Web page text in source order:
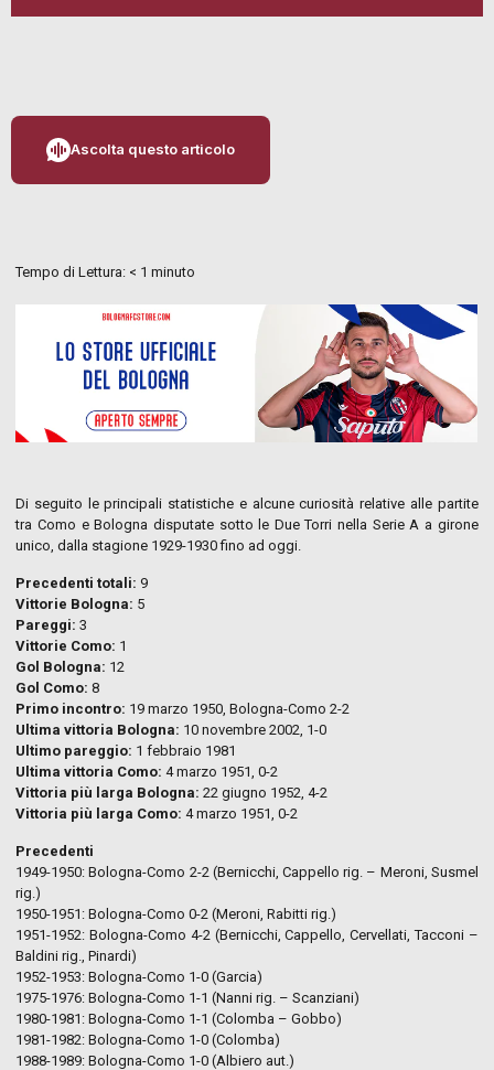
Ascolta questo articolo
Tempo di Lettura: < 1 minuto
Di seguito le principali statistiche e alcune curiosità relative alle partite
tra Como e Bologna disputate sotto le Due Torri nella Serie A a girone
unico, dalla stagione 1929-1930 fino ad oggi.
Precedenti totali: 9
Vittorie Bologna: 5
Pareggi: 3
Vittorie Como: 1
Gol Bologna: 12
Gol Como: 8
Primo incontro: 19 marzo 1950, Bologna-Como 2-2
Ultima vittoria Bologna: 10 novembre 2002, 1-0
Ultimo pareggio: 1 febbraio 1981
Ultima vittoria Como: 4 marzo 1951, 0-2
Vittoria più larga Bologna: 22 giugno 1952, 4-2
Vittoria più larga Como: 4 marzo 1951, 0-2
Precedenti
1949-1950: Bologna-Como 2-2 (Bernicchi, Cappello rig. – Meroni, Susmel
rig.)
1950-1951: Bologna-Como 0-2 (Meroni, Rabitti rig.)
1951-1952: Bologna-Como 4-2 (Bernicchi, Cappello, Cervellati, Tacconi –
Baldini rig., Pinardi)
1952-1953: Bologna-Como 1-0 (Garcia)
1975-1976: Bologna-Como 1-1 (Nanni rig. – Scanziani)
1980-1981: Bologna-Como 1-1 (Colomba – Gobbo)
1981-1982: Bologna-Como 1-0 (Colomba)
1988-1989: Bologna-Como 1-0 (Albiero aut.)